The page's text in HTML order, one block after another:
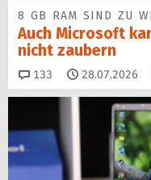
8 GB RAM SIND ZU
Auch Microsoft
nicht zaubern
133 Kommentare
28.07.2026